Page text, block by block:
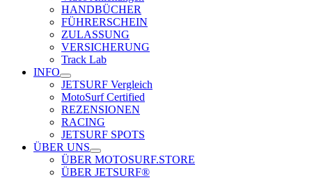
HANDBÜCHER
FÜHRERSCHEIN
ZULASSUNG
VERSICHERUNG
Track Lab
INFO
JETSURF Vergleich
MotoSurf Certified
REZENSIONEN
RACING
JETSURF SPOTS
ÜBER UNS
ÜBER MOTOSURF.STORE
ÜBER JETSURF®